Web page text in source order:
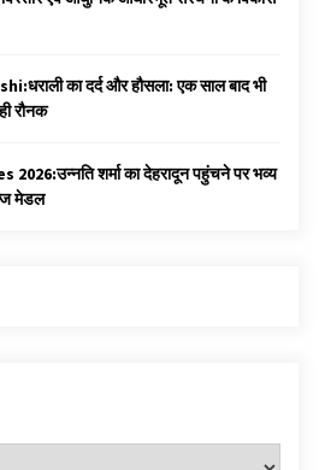
का दर्द और हौसला: एक साल बाद भी
रौनक
शर्मा का देहरादून पहुंचने पर भव्य
मेडल